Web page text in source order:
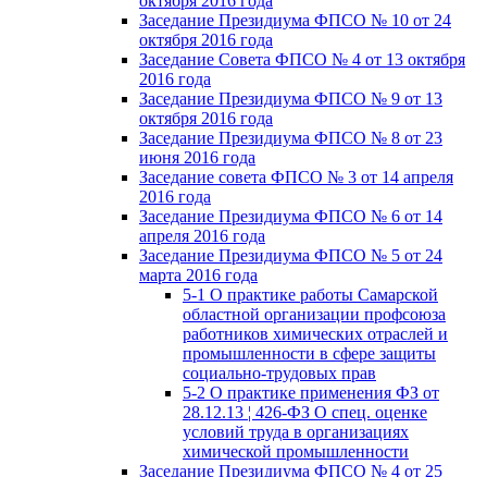
Заседание Президиума ФПСО № 10 от 24
октября 2016 года
Заседание Совета ФПСО № 4 от 13 октября
2016 года
Заседание Президиума ФПСО № 9 от 13
октября 2016 года
Заседание Президиума ФПСО № 8 от 23
июня 2016 года
Заседание совета ФПСО № 3 от 14 апреля
2016 года
Заседание Президиума ФПСО № 6 от 14
апреля 2016 года
Заседание Президиума ФПСО № 5 от 24
марта 2016 года
5-1 О практике работы Самарской
областной организации профсоюза
работников химических отраслей и
промышленности в сфере защиты
социально-трудовых прав
5-2 О практике применения ФЗ от
28.12.13 ¦ 426-ФЗ О спец. оценке
условий труда в организациях
химической промышленности
Заседание Президиума ФПСО № 4 от 25